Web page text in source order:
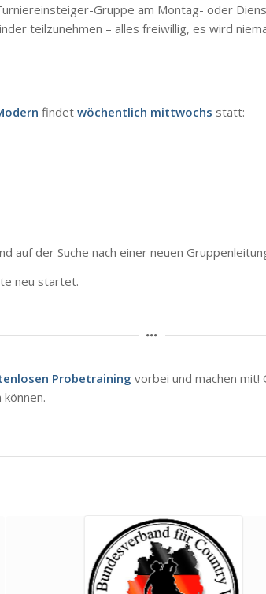
Gruppe am Montag- oder
teilzunehmen – alles freiwillig, es wird
findet wöchentlich mittwochs statt:
auf der Suche nach einer neuen
neu startet.
Probetraining vorbei und machen mit!